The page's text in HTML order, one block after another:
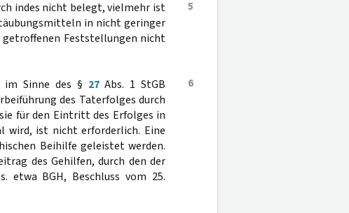
5
indes nicht belegt, vielmehr ist
in nicht geringer
getroffenen Feststellungen nicht
6
im Sinne des § 27Abs. 1 StGB
des Taterfolges durch
für den Eintritt des Erfolges in
wird, ist nicht erforderlich. Eine
Beihilfe geleistet werden.
des Gehilfen, durch den der
etwa BGH, Beschluss vom 25.